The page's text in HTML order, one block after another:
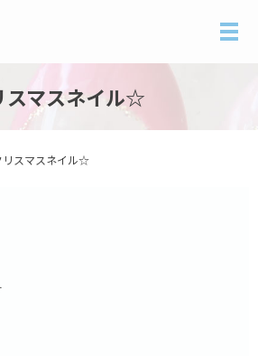
メ
スマスネイル☆
リスマスネイル☆